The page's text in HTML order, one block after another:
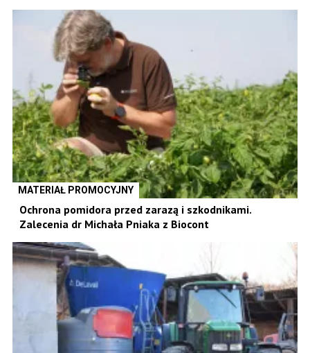
MATERIAŁ PROMOCYJNY
Ochrona pomidora przed zarazą i szkodnikami.
Zalecenia dr Michała Pniaka z Biocont